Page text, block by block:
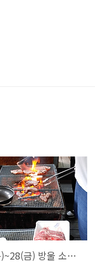
19-06-27(목)~28(금) 방울 소프트 네트워크 19년 여름 MT